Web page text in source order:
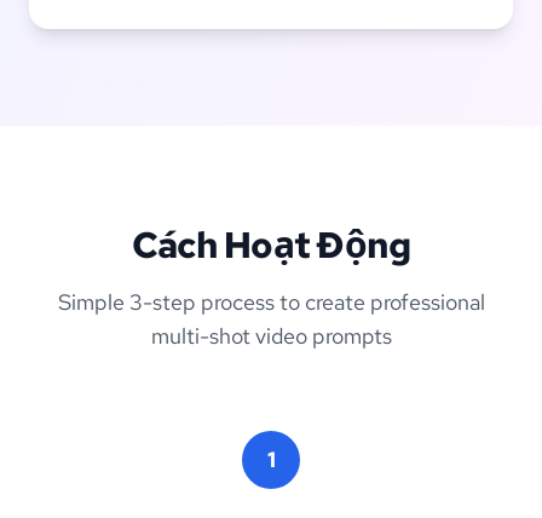
Cách Hoạt Động
Simple 3-step process to create professional
multi-shot video prompts
1